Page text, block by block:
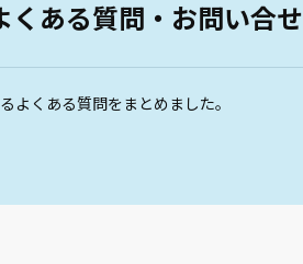
くある質問・お問い合せ
よくある質問をまとめました。